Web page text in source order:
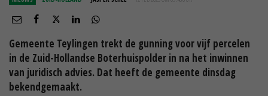
Gemeente Teylingen trekt de gunning voor vijf percelen
in de Zuid-Hollandse Boterhuispolder in na het inwinnen
van juridisch advies. Dat heeft de gemeente dinsdag
bekendgemaakt.